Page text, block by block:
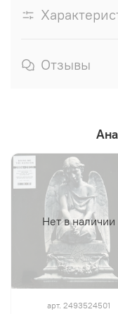
Отзывы
Нет в наличии
арт. 2493524501